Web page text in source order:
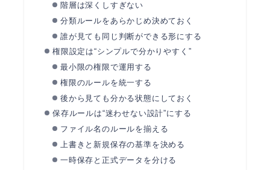
階層は深くしすぎない
分類ルールをあらかじめ決めておく
誰が見ても同じ判断ができる形にする
権限設定は“シンプルで分かりやすく”
最小限の権限で運用する
権限のルールを統一する
後から見ても分かる状態にしておく
保存ルールは“迷わせない設計”にする
ファイル名のルールを揃える
上書きと新規保存の基準を決める
一時保存と正式データを分ける